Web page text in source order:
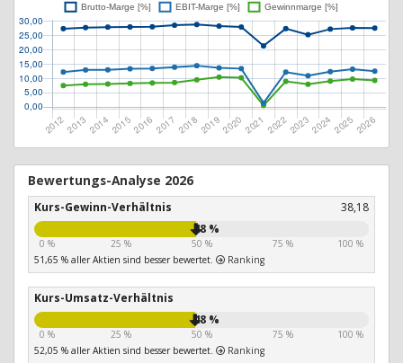
Bewertungs-Analyse 2026
Kurs-Gewinn-Verhältnis
38,18
48 %
0 % 25 % 50 % 75 %
100 %
51,65 % aller Aktien sind besser bewertet.
Ranking
Kurs-Umsatz-Verhältnis
48 %
0 % 25 % 50 % 75 %
100 %
52,05 % aller Aktien sind besser bewertet.
Ranking